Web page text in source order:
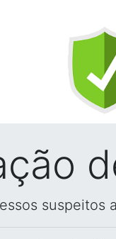
suspeitos